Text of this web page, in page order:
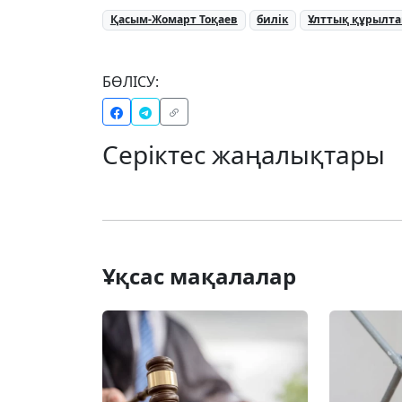
Қасым-Жомарт Тоқаев билік Ұлттық
БӨЛІСУ:
Серіктес жаңалықтары
Ұқсас мақалалар